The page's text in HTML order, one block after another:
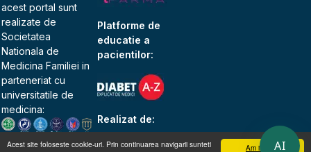
Am inteles
Acest site foloseste cookie-uri. Prin continuarea navigarii sunteti
acest portal sunt
realizate de
Societatea
Nationala de
Medicina Familiei in
parteneriat cu
universitatile de
medicina:
Platforme de
educatie a
pacientilor:
Realizat de:
AI